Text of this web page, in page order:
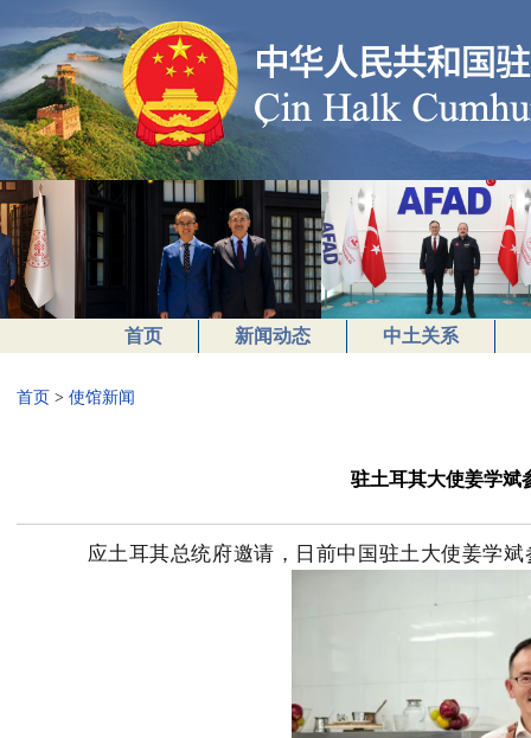
首页 新闻动态 中土关系
首页 > 使馆新闻
驻土耳其大使姜学斌
应土耳其总统府邀请，日前中国驻土大使姜学